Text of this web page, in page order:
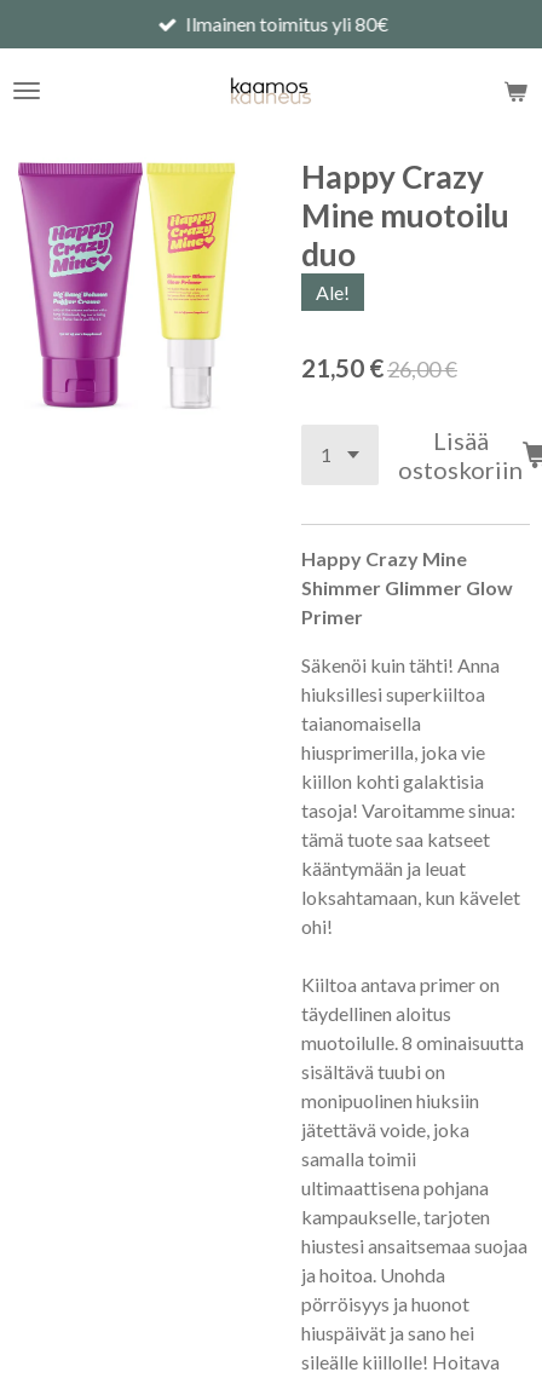
pääsisältöön
Ilmainen toimitus yli 80€
Happy Crazy
Mine muotoilu
duo
Ale!
21,50 €26,00 €
Lisää
ostoskoriin
Happy Crazy Mine
Shimmer Glimmer Glow
Primer
Säkenöi kuin tähti! Anna
hiuksillesi superkiiltoa
taianomaisella
hiusprimerilla, joka vie
kiillon kohti galaktisia
tasoja! Varoitamme sinua:
tämä tuote saa katseet
kääntymään ja leuat
loksahtamaan, kun kävelet
ohi!
Kiiltoa antava primer on
täydellinen aloitus
muotoilulle. 8 ominaisuutta
sisältävä tuubi on
monipuolinen hiuksiin
jätettävä voide, joka
samalla toimii
ultimaattisena pohjana
kampaukselle, tarjoten
hiustesi ansaitsemaa suojaa
ja hoitoa. Unohda
pörröisyys ja huonot
hiuspäivät ja sano hei
sileälle kiillolle! Hoitava